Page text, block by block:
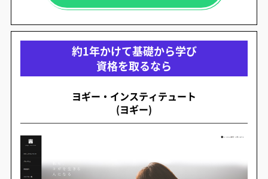
約1年かけて基礎から学び
資格を取るなら
ヨギー・インスティテュート
(ヨギー)